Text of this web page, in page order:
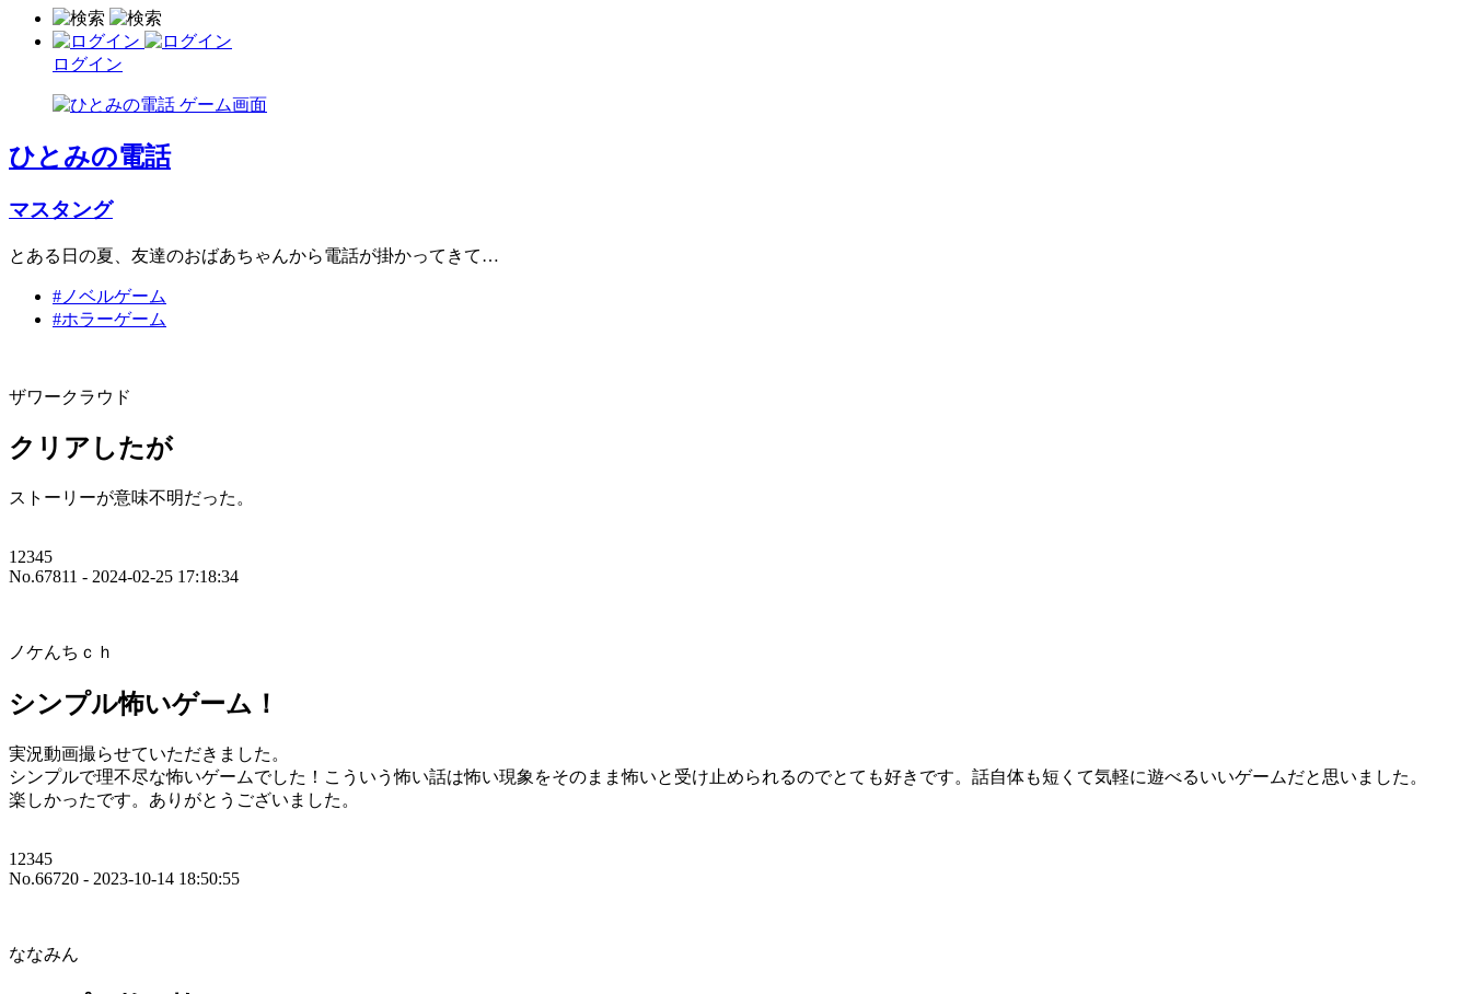
ログイン
ひとみの電話
マスタング
とある日の夏、友達のおばあちゃんから電話が掛かってきて…
#ノベルゲーム
#ホラーゲーム
ザワークラウド
クリアしたが
ストーリーが意味不明だった。
12345
No.67811 - 2024-02-25 17:18:34
ノケんちｃｈ
シンプル怖いゲーム！
実況動画撮らせていただきました。
シンプルで理不尽な怖いゲームでした！こういう怖い話は怖い現象をそのまま怖いと受け止められるのでとても好きです。話自体も短くて気軽に遊べるいいゲームだと思いました。
楽しかったです。ありがとうございました。
12345
No.66720 - 2023-10-14 18:50:55
ななみん